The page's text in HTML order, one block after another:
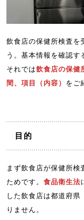
飲食店の保健所検査を
う。基本情報を確認す
それでは飲食店の保健
間、項目（内容） をご
目的
まず飲食店が保健所検
ためです。食品衛生法
した飲食店は都道府
りません。